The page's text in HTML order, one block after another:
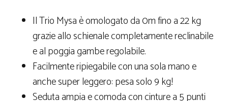
Il Trio Mysa è omologato da 0m fino a 22 kg
grazie allo schienale completamente reclinabile
e al poggia gambe regolabile.
Facilmente ripiegabile con una sola mano e
anche super leggero: pesa solo 9 kg!
Seduta ampia e comoda con cinture a 5 punti